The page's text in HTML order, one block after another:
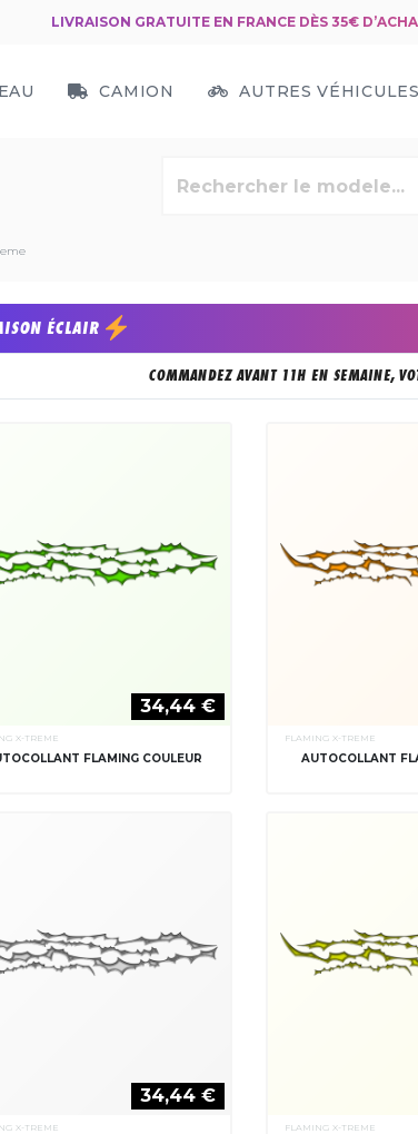
LIVRAISON GRATUITE EN FRANCE DÈS 35€
CAMION AUTRES VÉHICULES
ÉCLAIR
COMMANDEZ AVANT 11H EN SEMAINE,
34,44 €
X-TREME
FLAMING COULEUR
FLAMING X-TREME
AUTOCOLLANT
34,44 €
X-TREME FLAMING X-TREME